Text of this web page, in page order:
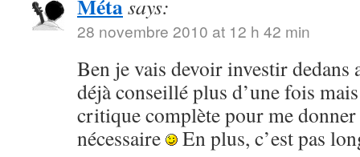
Métasays:
28 novembre 2010 at 12 h 42 min
Ben je vais devoir investir dedans
déjà conseillé plus d’une fois
critique complète pour me
nécessaire
En plus, c’est pas